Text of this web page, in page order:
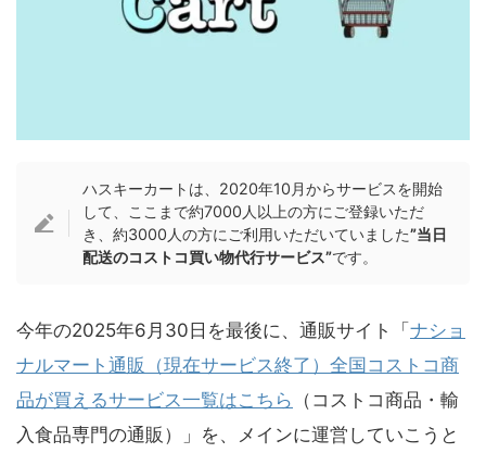
ハスキーカートは、2020年10月からサービスを開始
して、ここまで約7000人以上の方にご登録いただ
き、約3000人の方にご利用いただいていました”当日
配送のコストコ買い物代行サービス”です。
今年の2025年6月30日を最後に、通販サイト「ナショ
ナルマート通販（現在サービス終了）全国コストコ商
品が買えるサービス一覧はこちら （コストコ商品・輸
入食品専門の通販）」を、メインに運営していこうと